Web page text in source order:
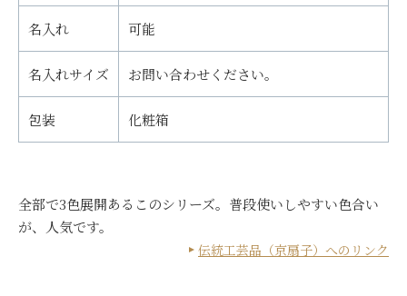
名入れ 可能
名入れサイズ お問い合わせください。
包装 化粧箱
全部で3色展開あるこのシリーズ。普段使いしやすい色合い
が、人気です。
伝統工芸品（京扇子）へのリンク